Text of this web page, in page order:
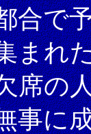
合で
まれ
席の
事に